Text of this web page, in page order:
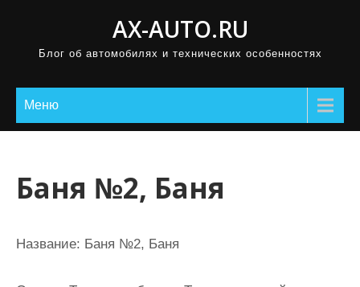
AX-AUTO.RU
Блог об автомобилях и технических особенностях
Меню
Баня №2, Баня
Название: Баня №2, Баня